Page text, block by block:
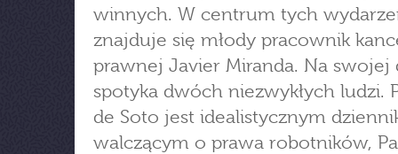
winnych. W centrum tych
znajduje się młody pracownik
prawnej Javier Miranda. Na swojej
spotyka dwóch niezwykłych ludzi.
de Soto jest idealistycznym
walczącym o prawa robotników,